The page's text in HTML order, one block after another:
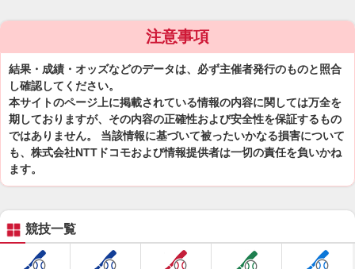
注意事項
結果・成績・オッズなどのデータは、必ず主催者発行のものと照合
し確認してください。
本サイトのページ上に掲載されている情報の内容に関しては万全を
期しておりますが、その内容の正確性および安全性を保証するもの
ではありません。 当該情報に基づいて被ったいかなる損害について
も、株式会社NTTドコモおよび情報提供者は一切の責任を負いかね
ます。
競技一覧